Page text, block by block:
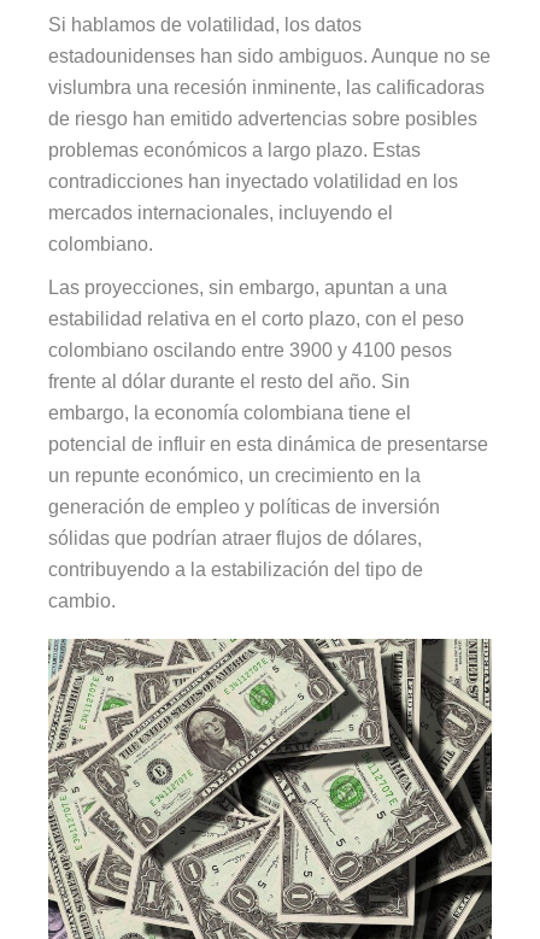
Si hablamos de volatilidad, los datos
estadounidenses han sido ambiguos. Aunque no se
vislumbra una recesión inminente, las calificadoras
de riesgo han emitido advertencias sobre posibles
problemas económicos a largo plazo. Estas
contradicciones han inyectado volatilidad en los
mercados internacionales, incluyendo el
colombiano.
Las proyecciones, sin embargo, apuntan a una
estabilidad relativa en el corto plazo, con el peso
colombiano oscilando entre 3900 y 4100 pesos
frente al dólar durante el resto del año. Sin
embargo, la economía colombiana tiene el
potencial de influir en esta dinámica de presentarse
un repunte económico, un crecimiento en la
generación de empleo y políticas de inversión
sólidas que podrían atraer flujos de dólares,
contribuyendo a la estabilización del tipo de
cambio.